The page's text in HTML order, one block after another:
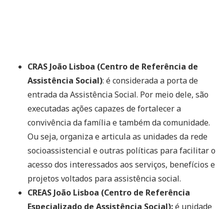
CRAS João Lisboa (Centro de Referência de
Assistência Social): é considerada a porta de
entrada da Assistência Social. Por meio dele, são
executadas ações capazes de fortalecer a
convivência da família e também da comunidade.
Ou seja, organiza e articula as unidades da rede
socioassistencial e outras políticas para facilitar o
acesso dos interessados aos serviços, benefícios e
projetos voltados para assistência social.
CREAS João Lisboa (Centro de Referência
Especializado de Assistência Social):é unidade